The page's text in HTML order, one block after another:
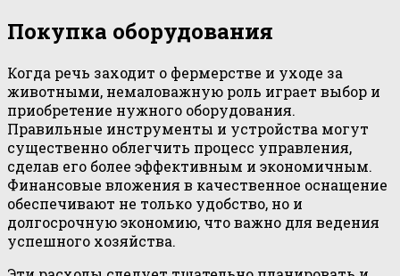
Покупка оборудования
Когда речь заходит о фермерстве и уходе за
животными, немаловажную роль играет выбор и
приобретение нужного оборудования.
Правильные инструменты и устройства могут
существенно облегчить процесс управления,
сделав его более эффективным и экономичным.
Финансовые вложения в качественное оснащение
обеспечивают не только удобство, но и
долгосрочную экономию, что важно для ведения
успешного хозяйства.